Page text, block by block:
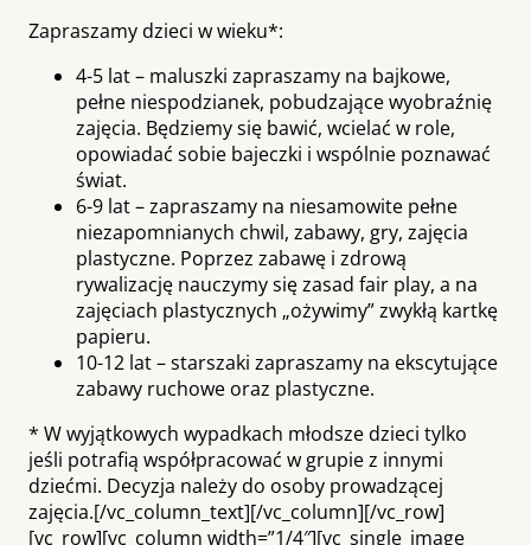
Zapraszamy dzieci w wieku*:
4-5 lat – maluszki zapraszamy na bajkowe,
pełne niespodzianek, pobudzające wyobraźnię
zajęcia. Będziemy się bawić, wcielać w role,
opowiadać sobie bajeczki i wspólnie poznawać
świat.
6-9 lat – zapraszamy na niesamowite pełne
niezapomnianych chwil, zabawy, gry, zajęcia
plastyczne. Poprzez zabawę i zdrową
rywalizację nauczymy się zasad fair play, a na
zajęciach plastycznych „ożywimy” zwykłą kartkę
papieru.
10-12 lat – starszaki zapraszamy na ekscytujące
zabawy ruchowe oraz plastyczne.
* W wyjątkowych wypadkach młodsze dzieci tylko
jeśli potrafią współpracować w grupie z innymi
dziećmi. Decyzja należy do osoby prowadzącej
zajęcia.[/vc_column_text][/vc_column][/vc_row]
[vc_row][vc_column width=”1/4″][vc_single_image